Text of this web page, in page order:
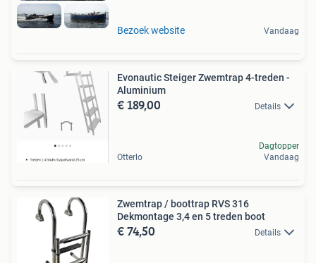
Bezoek website Vandaag
Evonautic Steiger Zwemtrap 4-treden -
Aluminium
€ 189,00 Details
Otterlo
Dagtopper
Vandaag
Zwemtrap / boottrap RVS 316
Dekmontage 3,4 en 5 treden boot
€ 74,50 Details